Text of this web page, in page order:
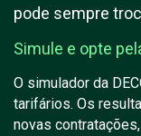
pode sempre
Simule e opte
O simulador da
tarifários. Os
novas